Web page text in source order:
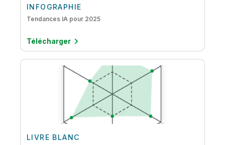
INFOGRAPHIE
Tendances IA pour 2025
Télécharger
LIVRE BLANC